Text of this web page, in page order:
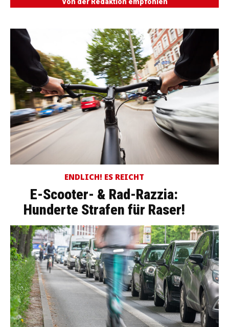
Von der Redaktion empfohlen
ENDLICH! ES REICHT
E-Scooter- & Rad-Razzia:
Hunderte Strafen für Raser!